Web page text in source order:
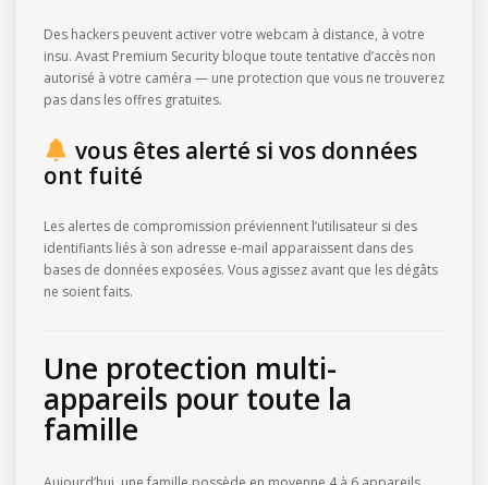
Des hackers peuvent activer votre webcam à distance, à votre
insu. Avast Premium Security bloque toute tentative d’accès non
autorisé à votre caméra — une protection que vous ne trouverez
pas dans les offres gratuites.
vous êtes alerté si vos données
ont fuité
Les alertes de compromission préviennent l’utilisateur si des
identifiants liés à son adresse e-mail apparaissent dans des
bases de données exposées. Vous agissez avant que les dégâts
ne soient faits.
Une protection multi-
appareils pour toute la
famille